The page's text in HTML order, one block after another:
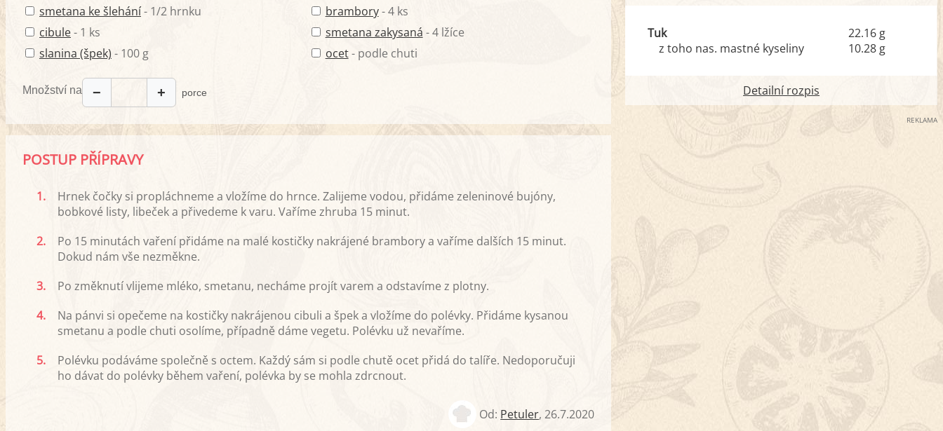
smetana ke šlehání- 1/2 hrnku
cibule- 1 ks
slanina (špek) - 100 g
brambory- 4 ks
smetana zakysaná - 4 lžíce
ocet- podle chuti
Množství na − + porce
POSTUP PŘÍPRAVY
1.
Hrnek čočky si propláchneme a vložíme do hrnce. Zalijeme vodou, přidáme zeleninové bujóny,
bobkové listy, libeček a přivedeme k varu. Vaříme zhruba 15 minut.
2.
Po 15 minutách vaření přidáme na malé kostičky nakrájené brambory a vaříme dalších 15 minut.
Dokud nám vše nezměkne.
3.
Po změknutí vlijeme mléko, smetanu, necháme projít varem a odstavíme z plotny.
4.
Na pánvi si opečeme na kostičky nakrájenou cibuli a špek a vložíme do polévky. Přidáme kysanou
smetanu a podle chuti osolíme, případně dáme vegetu. Polévku už nevaříme.
5.
Polévku podáváme společně s octem. Každý sám si podle chutě ocet přidá do talíře. Nedoporučuji
ho dávat do polévky během vaření, polévka by se mohla zdrcnout.
Od: Petuler,26.7.2020
Tuk
z toho nas. mastné kyseliny
22.16 g
10.28 g
Detailní rozpis
REKLAMA